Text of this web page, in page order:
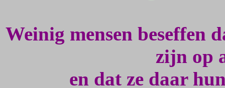
Weinig mensen beseffen
zijn op
en dat ze daar